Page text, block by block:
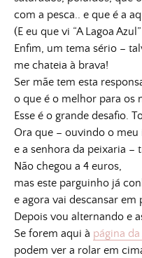
com a pesca.. e que é a
(E eu que vi “A Lagoa
Enfim, um tema sério –
me chateia à brava!
Ser mãe tem esta
o que é o melhor para os
Esse é o grande desafio.
Ora que – ouvindo o
e a senhora da peixaria –
Não chegou a 4 euros,
mas este parguinho já
e agora vai descansar em
Depois vou alternando e
Se forem aqui à página da
podem ver a rolar em